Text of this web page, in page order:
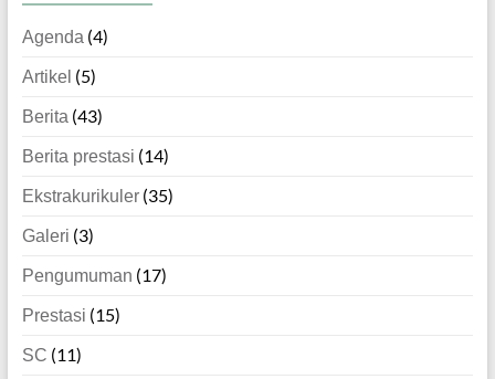
Agenda (4)
Artikel (5)
Berita (43)
Berita prestasi (14)
Ekstrakurikuler(35)
Galeri (3)
Pengumuman (17)
Prestasi (15)
SC (11)